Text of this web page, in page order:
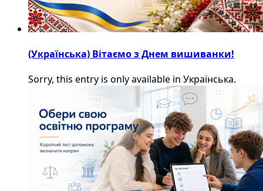
(Українська) Вітаємо з Днем вишиванки!
Sorry, this entry is only available in Українська.